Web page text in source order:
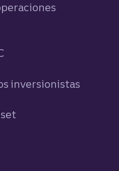
inversionistas